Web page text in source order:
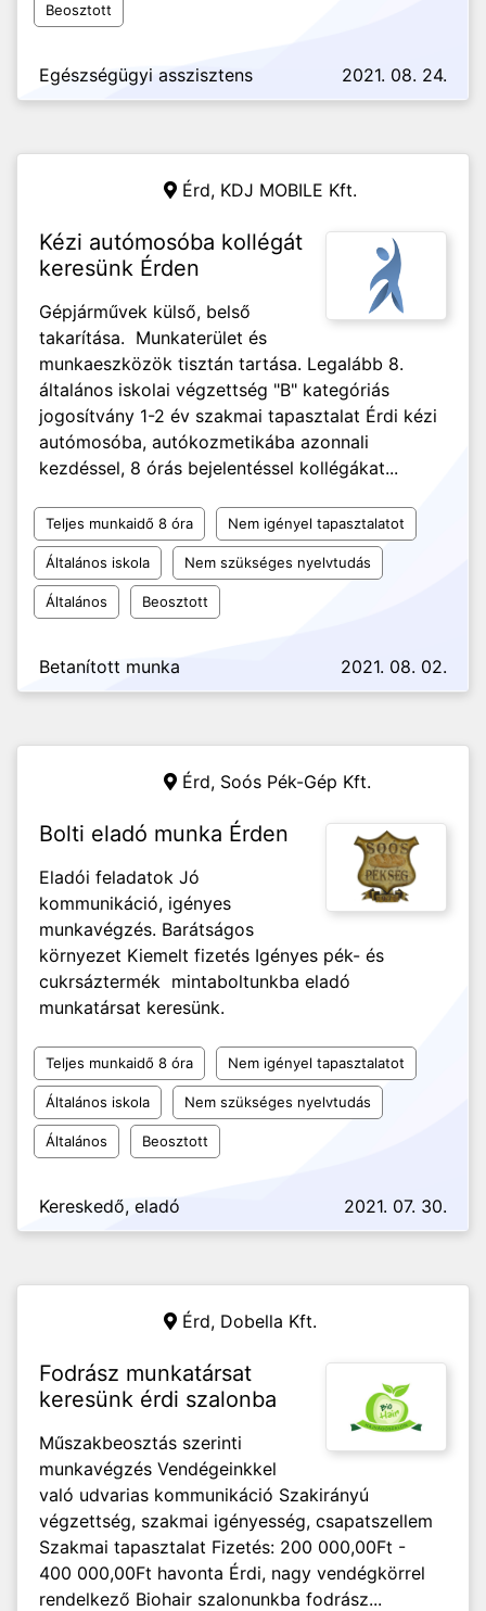
Beosztott
Egészségügyi asszisztens 2021. 08. 24.
Érd, KDJ MOBILE Kft.
Kézi autómosóba kollégát
keresünk Érden
Gépjárművek külső, belső
takarítása. Munkaterület és
munkaeszközök tisztán tartása. Legalább 8.
általános iskolai végzettség "B" kategóriás
jogosítvány 1-2 év szakmai tapasztalat Érdi kézi
autómosóba, autókozmetikába azonnali
kezdéssel, 8 órás bejelentéssel kollégákat...
Teljes munkaidő 8 óra Nem igényel tapasztalatot
Általános iskola Nem szükséges nyelvtudás
Általános Beosztott
Betanított munka 2021. 08. 02.
Érd, Soós Pék-Gép Kft.
Bolti eladó munka Érden
Eladói feladatok Jó
kommunikáció, igényes
munkavégzés. Barátságos
környezet Kiemelt fizetés Igényes pék- és
cukrsáztermék mintaboltunkba eladó
munkatársat keresünk.
Teljes munkaidő 8 óra Nem igényel tapasztalatot
Általános iskola Nem szükséges nyelvtudás
Általános Beosztott
Kereskedő, eladó 2021. 07. 30.
Érd, Dobella Kft.
Fodrász munkatársat
keresünk érdi szalonba
Műszakbeosztás szerinti
munkavégzés Vendégeinkkel
való udvarias kommunikáció Szakirányú
végzettség, szakmai igényesség, csapatszellem
Szakmai tapasztalat Fizetés: 200 000,00Ft -
400 000,00Ft havonta Érdi, nagy vendégkörrel
rendelkező Biohair szalonunkba fodrász...